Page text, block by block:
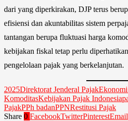
dari yang diperkirakan, DJP terus
efisiensi dan akuntabilitas sistem
tantangan berupa fluktuasi harga
kebijakan fiskal tetap perlu
pengelolaan pajak yang berkelanjutan.
2025Direktorat Jenderal Pajak
KomoditasKebijakan Pajak Indonesia
PajakPPh badanPPNRestitusi Pajak
Share 0 FacebookTwitterPinterestEmail